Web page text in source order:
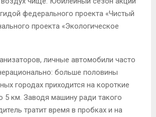
федерального проекта «Чистый
проекта «Экологическое
личные автомобили часто
больше половины
городах приходится на короткие
5 км. Заводя машину ради такого
тратит время в пробках и на